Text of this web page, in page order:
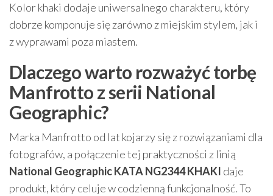
Kolor khaki dodaje uniwersalnego charakteru, który
dobrze komponuje się zarówno z miejskim stylem, jak i
z wyprawami poza miastem.
Dlaczego warto rozważyć torbę
Manfrotto z serii National
Geographic?
Marka Manfrotto od lat kojarzy się z rozwiązaniami dla
fotografów, a połączenie tej praktyczności z linią
National Geographic KATA NG2344 KHAKI daje
produkt, który celuje w codzienną funkcjonalność. To